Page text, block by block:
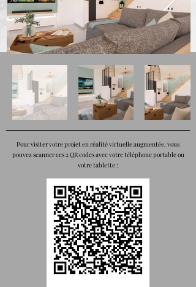
Pour visiter votre projet en réalité virtuelle augmentée, vous
pouvez scanner ces 2 QR codes avec votre téléphone portable ou
votre tablette :